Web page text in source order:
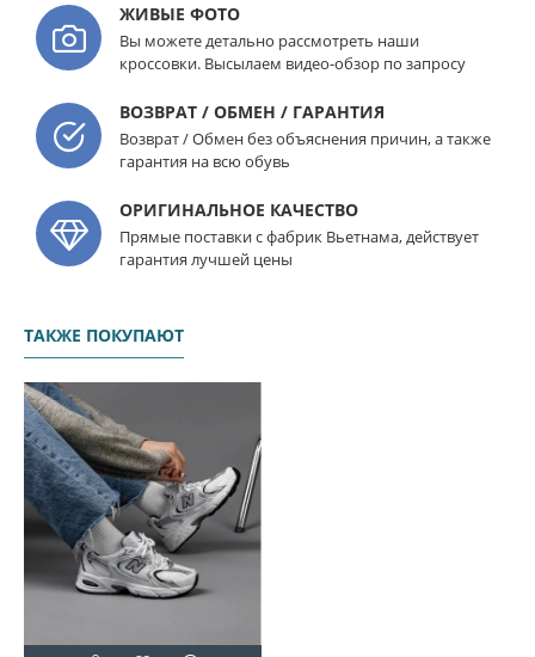
ЖИВЫЕ ФОТО
Вы можете детально рассмотреть наши
кроссовки. Высылаем видео-обзор по запросу
ВОЗВРАТ / ОБМЕН / ГАРАНТИЯ
Возврат / Обмен без объяснения причин, а также
гарантия на всю обувь
ОРИГИНАЛЬНОЕ КАЧЕСТВО
Прямые поставки с фабрик Вьетнама, действует
гарантия лучшей цены
ТАКЖЕ ПОКУПАЮТ